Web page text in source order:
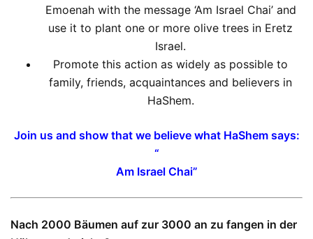
Emoenah with the message ‘Am Israel Chai’ and
use it to plant one or more olive trees in Eretz
Israel.
Promote this action as widely as possible to
family, friends, acquaintances and believers in
HaShem.
Join us and show that we believe what HaShem says:
“
Am Israel Chai”
Nach 2000 Bäumen auf zur 3000 an zu fangen in der